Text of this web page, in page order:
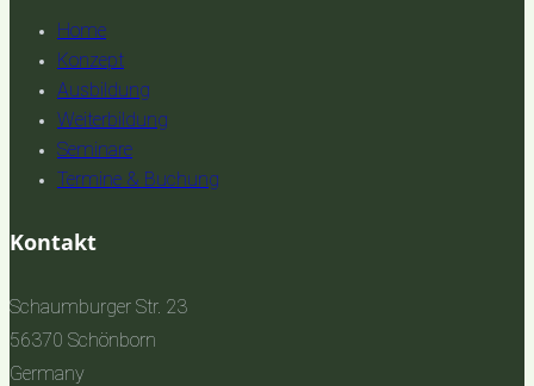
Home
Konzept
Ausbildung
Weiterbildung
Seminare
Termine & Buchung
Kontakt
Schaumburger Str. 23
56370 Schönborn
Germany